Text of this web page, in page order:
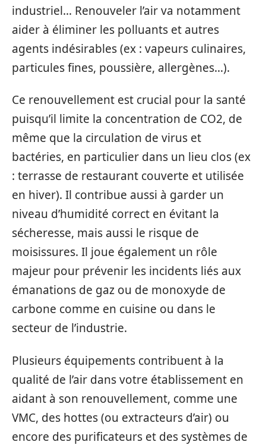
industriel… Renouveler l’air va notamment
aider à éliminer les polluants et autres
agents indésirables (ex : vapeurs culinaires,
particules fines, poussière, allergènes…).
Ce renouvellement est crucial pour la santé
puisqu’il limite la concentration de CO2, de
même que la circulation de virus et
bactéries, en particulier dans un lieu clos (ex
: terrasse de restaurant couverte et utilisée
en hiver). Il contribue aussi à garder un
niveau d’humidité correct en évitant la
sécheresse, mais aussi le risque de
moisissures. Il joue également un rôle
majeur pour prévenir les incidents liés aux
émanations de gaz ou de monoxyde de
carbone comme en cuisine ou dans le
secteur de l’industrie.
Plusieurs équipements contribuent à la
qualité de l’air dans votre établissement en
aidant à son renouvellement, comme une
VMC, des hottes (ou extracteurs d’air) ou
encore des purificateurs et des systèmes de